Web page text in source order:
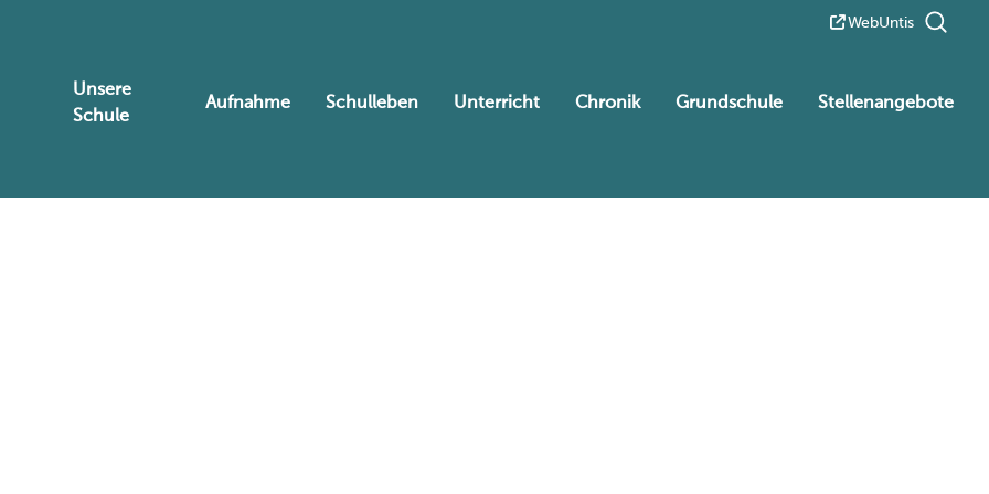
WebUntis
Unsere
Schule
Aufnahme Schulleben Unterricht Chronik Grundschule Stellenangebote